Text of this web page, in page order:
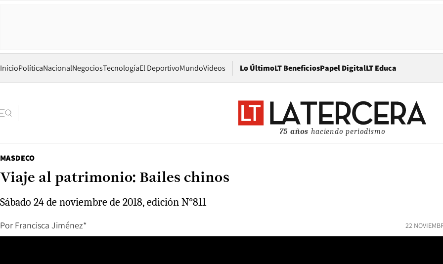
InicioPolíticaNacionalNegociosTecnologíaEl DeportivoMundoVideos Lo ÚltimoLT BeneficiosPapel DigitalOpens in new window
LT Educa
75 años haciendo periodismo
MASDECO
Viaje al patrimonio: Bailes chinos
Sábado 24 de noviembre de 2018, edición N°811
Por Francisca Jiménez* 22